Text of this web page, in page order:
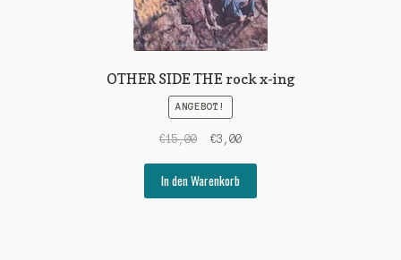
OTHER SIDE THE rock x-ing
ANGEBOT!
€15,00
Ursprünglicher
war:
€15,00
€3,00Aktueller
€3,00.
In den Warenkorb